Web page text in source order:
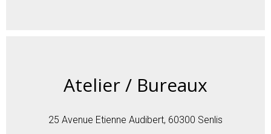
Atelier / Bureaux
25 Avenue Etienne Audibert, 60300 Senlis